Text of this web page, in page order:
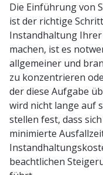
Die Einführung von
ist der richtige
Instandhaltung Ihrer
machen, ist es
allgemeiner und
zu konzentrieren
der diese Aufgabe
wird nicht lange auf
stellen fest, dass
minimierte
beachtlichen